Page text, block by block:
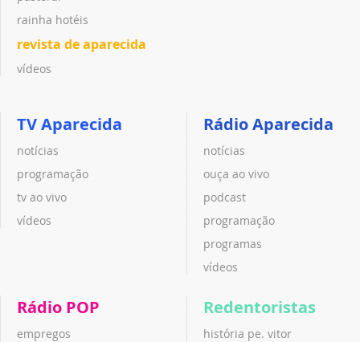
rainha hotéis
revista de aparecida
vídeos
TV Aparecida
notícias
programação
tv ao vivo
vídeos
Rádio Aparecida
notícias
ouça ao vivo
podcast
programação
programas
vídeos
Rádio POP
empregos
Redentoristas
história pe. vitor